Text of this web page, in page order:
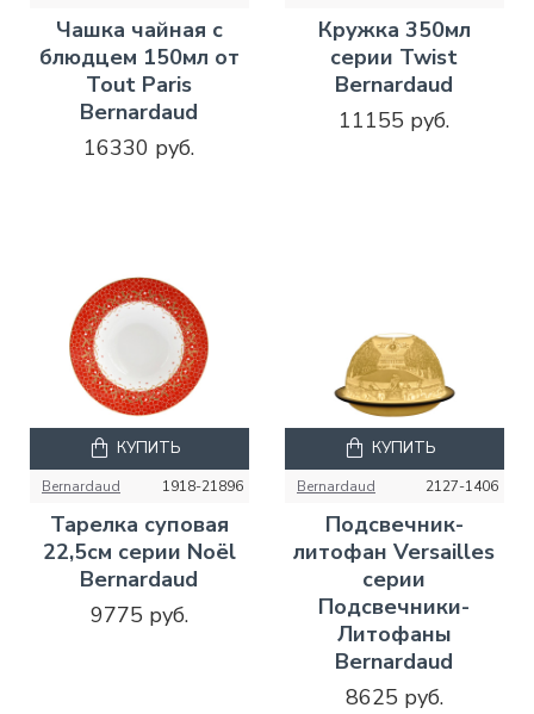
Чашка чайная с
блюдцем 150мл от
Tout Paris
Bernardaud
16330 руб.
Кружка 350мл
серии Twist
Bernardaud
11155 руб.
Bernardaud 1918-21896
Тарелка суповая
22,5см серии Noël
Bernardaud
9775 руб.
КУПИТЬ
Bernardaud 2127-1406
Подсвечник-
литофан Versailles
серии
Подсвечники-
Литофаны
Bernardaud
8625 руб.
КУПИТЬ